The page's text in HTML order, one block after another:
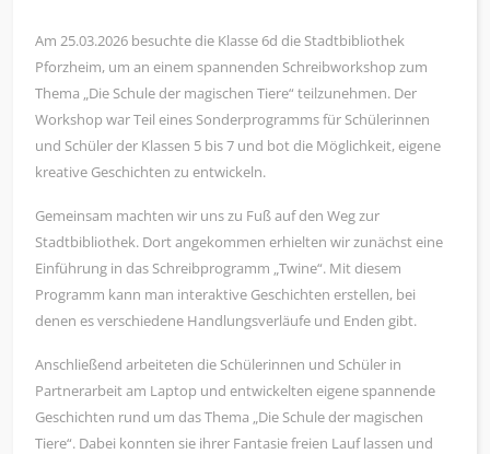
Am 25.03.2026 besuchte die Klasse 6d die Stadtbibliothek
Pforzheim, um an einem spannenden Schreibworkshop zum
Thema „Die Schule der magischen Tiere“ teilzunehmen. Der
Workshop war Teil eines Sonderprogramms für Schülerinnen
und Schüler der Klassen 5 bis 7 und bot die Möglichkeit, eigene
kreative Geschichten zu entwickeln.
Gemeinsam machten wir uns zu Fuß auf den Weg zur
Stadtbibliothek. Dort angekommen erhielten wir zunächst eine
Einführung in das Schreibprogramm „Twine“. Mit diesem
Programm kann man interaktive Geschichten erstellen, bei
denen es verschiedene Handlungsverläufe und Enden gibt.
Anschließend arbeiteten die Schülerinnen und Schüler in
Partnerarbeit am Laptop und entwickelten eigene spannende
Geschichten rund um das Thema „Die Schule der magischen
Tiere“. Dabei konnten sie ihrer Fantasie freien Lauf lassen und